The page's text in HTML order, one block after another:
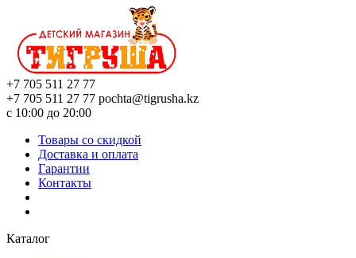
+7 705 511 27 77
+7 705 511 27 77 pochta@tigrusha.kz
с 10:00 до 20:00
Товары со скидкой
Доставка и оплата
Гарантии
Контакты
Каталог